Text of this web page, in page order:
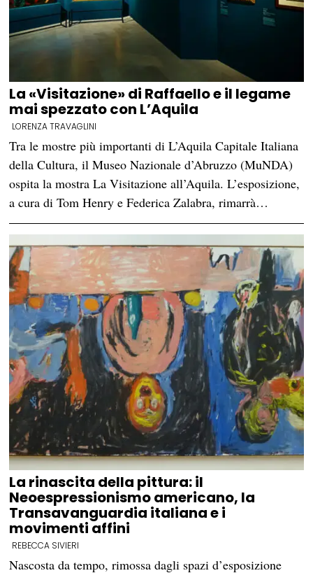
La «Visitazione» di Raffaello e il legame
mai spezzato con L’Aquila
LORENZA TRAVAGLINI
Tra le mostre più importanti di L’Aquila Capitale Italiana
della Cultura, il Museo Nazionale d’Abruzzo (MuNDA)
ospita la mostra La Visitazione all’Aquila. L’esposizione,
a cura di Tom Henry e Federica Zalabra, rimarrà…
La rinascita della pittura: il
Neoespressionismo americano, la
Transavanguardia italiana e i
movimenti affini
REBECCA SIVIERI
Nascosta da tempo, rimossa dagli spazi d’esposizione